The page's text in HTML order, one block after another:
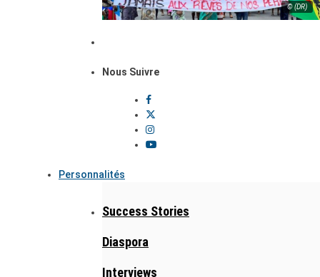
© (DR)
Nous Suivre
Personnalités
Success Stories
Diaspora
Interviews